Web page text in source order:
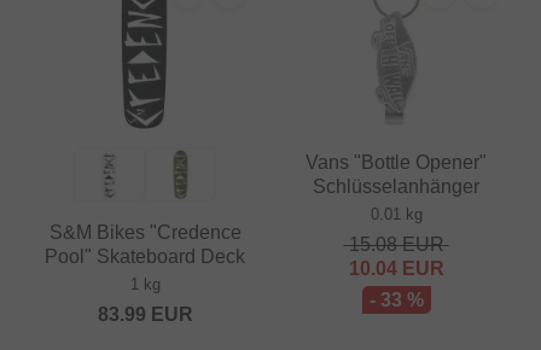
S&M Bikes "Credence
Pool" Skateboard Deck
1 kg
83.99 EUR
Vans "Bottle Opener"
Schlüsselanhänger
0.01 kg
15.08EUR
10.04EUR
- 33 %